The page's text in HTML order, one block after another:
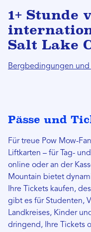
1+ Stunde
Salt Lake
Bergbedingungen und
Pässe und
Für treue Pow Mow-
Liftkarten – für Tag-
online oder an der
Mountain bietet
Ihre Tickets kaufen,
gibt es für Studenten,
Landkreises, Kinder
dringend, Ihre Tickets